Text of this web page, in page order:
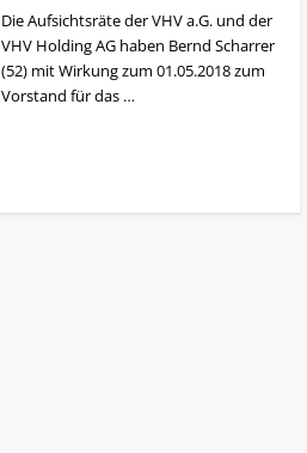
Die Aufsichtsräte der VHV a.G. und der
VHV Holding AG haben Bernd Scharrer
(52) mit Wirkung zum 01.05.2018 zum
Vorstand für das …